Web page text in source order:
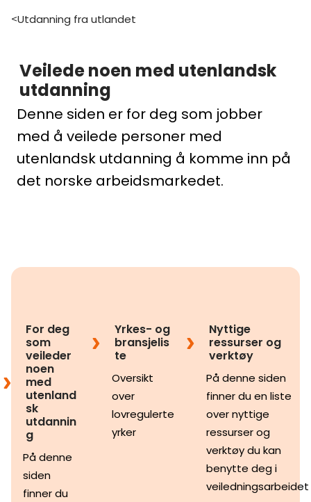
>Utdanning fra utlandet
Veilede noen med utenlandsk
utdanning
Denne siden er for deg som jobber
med å veilede personer med
utenlandsk utdanning å komme inn på
det norske arbeidsmarkedet.
For deg
som
veileder
noen
med
utenland
sk
utdannin
g
På denne
siden
finner du
Yrkes- og
bransjelis
te
Oversikt
over
lovregulerte
yrker
Nyttige
ressurser og
verktøy
På denne siden
finner du en liste
over nyttige
ressurser og
verktøy du kan
benytte deg i
veiledningsarbeidet